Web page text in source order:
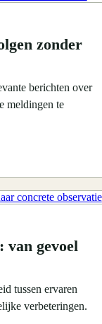
zonder
berichten over
meldingen te
van gevoel
tussen ervaren
verbeteringen.